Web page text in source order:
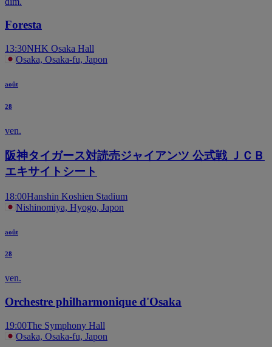
Foresta
13:30NHK Osaka Hall
Osaka, Osaka-fu, Japon
août
28
ven.
阪神タイガース対読売ジャイアンツ 公式戦 ＪＣＢ
エキサイトシート
18:00Hanshin Koshien Stadium
Nishinomiya, Hyogo, Japon
août
28
ven.
Orchestre philharmonique d'Osaka
19:00The Symphony Hall
Osaka, Osaka-fu, Japon